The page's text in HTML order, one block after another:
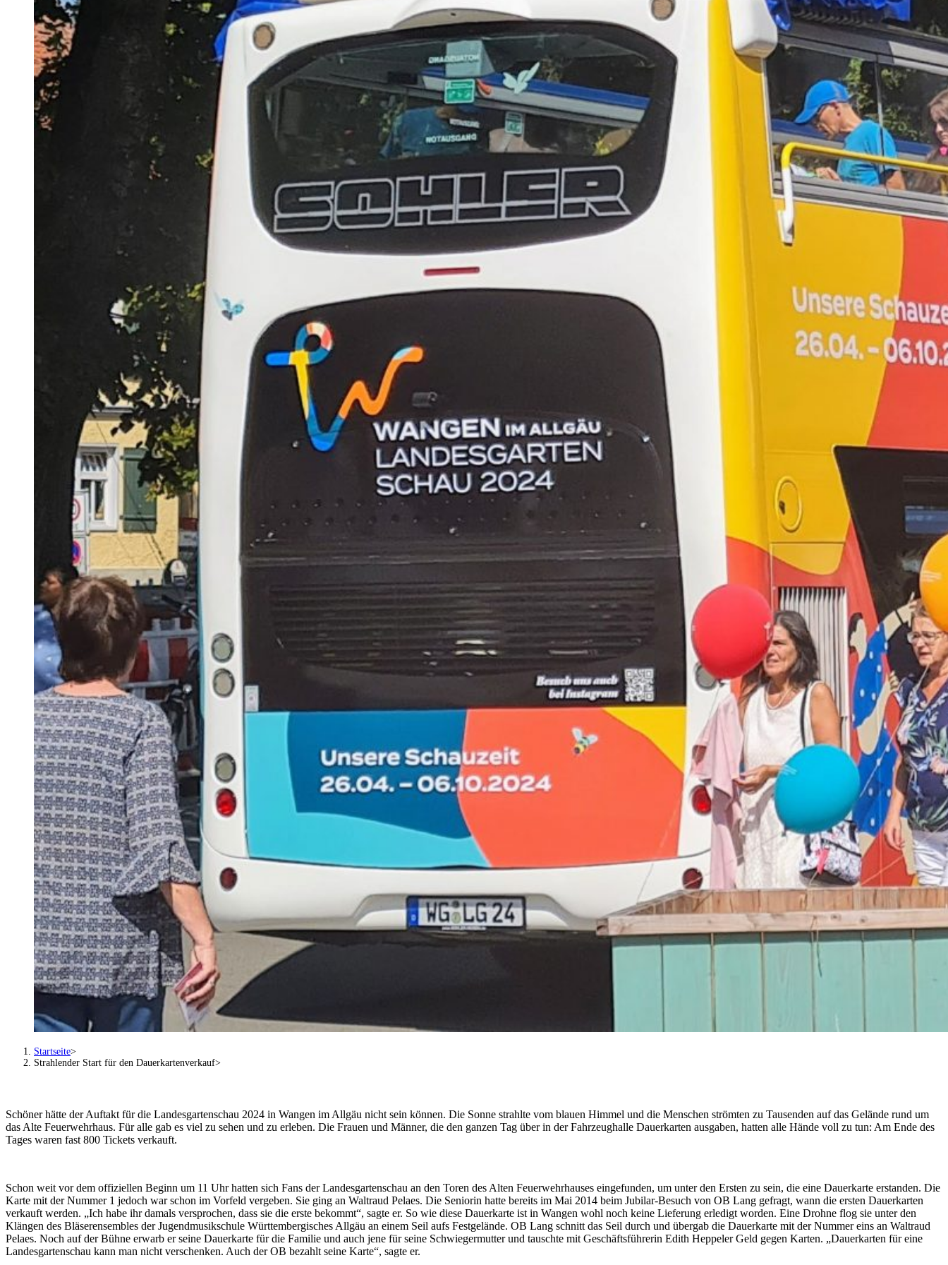
Startseite
Strahlender Start für den Dauerkartenverkauf
Schöner hätte der Auftakt für die Landesgartenschau 2024 in Wangen im Allgäu nicht sein können. Die Sonne strahlte vom blauen Himmel und die Menschen strömten zu Tausenden auf das Gelände rund um
das Alte Feuerwehrhaus. Für alle gab es viel zu sehen und zu erleben. Die Frauen und Männer, die den ganzen Tag über in der Fahrzeughalle Dauerkarten ausgaben, hatten alle Hände voll zu tun: Am Ende des
Tages waren fast 800 Tickets verkauft.
Schon weit vor dem offiziellen Beginn um 11 Uhr hatten sich Fans der Landesgartenschau an den Toren des Alten Feuerwehrhauses eingefunden, um unter den Ersten zu sein, die eine Dauerkarte erstanden. Die
Karte mit der Nummer 1 jedoch war schon im Vorfeld vergeben. Sie ging an Waltraud Pelaes. Die Seniorin hatte bereits im Mai 2014 beim Jubilar-Besuch von OB Lang gefragt, wann die ersten Dauerkarten
verkauft werden. „Ich habe ihr damals versprochen, dass sie die erste bekommt“, sagte er. So wie diese Dauerkarte ist in Wangen wohl noch keine Lieferung erledigt worden. Eine Drohne flog sie unter den
Klängen des Bläserensembles der Jugendmusikschule Württembergisches Allgäu an einem Seil aufs Festgelände. OB Lang schnitt das Seil durch und übergab die Dauerkarte mit der Nummer eins an Waltraud
Pelaes. Noch auf der Bühne erwarb er seine Dauerkarte für die Familie und auch jene für seine Schwiegermutter und tauschte mit Geschäftsführerin Edith Heppeler Geld gegen Karten. „Dauerkarten für eine
Landesgartenschau kann man nicht verschenken. Auch der OB bezahlt seine Karte“, sagte er.